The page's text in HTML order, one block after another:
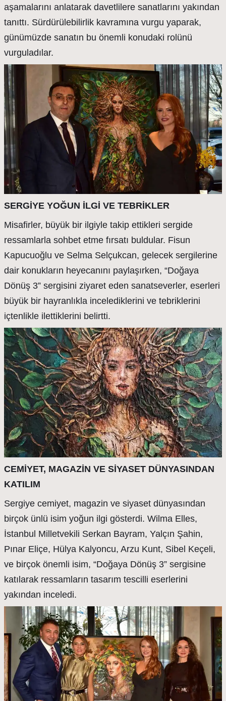
aşamalarını anlatarak davetlilere sanatlarını yakından
tanıttı. Sürdürülebilirlik kavramına vurgu yaparak,
günümüzde sanatın bu önemli konudaki rolünü
vurguladılar.
SERGİYE YOĞUN İLGİ VE TEBRİKLER
Misafirler, büyük bir ilgiyle takip ettikleri sergide
ressamlarla sohbet etme fırsatı buldular. Fisun
Kapucuoğlu ve Selma Selçukcan, gelecek sergilerine
dair konukların heyecanını paylaşırken, “Doğaya
Dönüş 3” sergisini ziyaret eden sanatseverler, eserleri
büyük bir hayranlıkla incelediklerini ve tebriklerini
içtenlikle ilettiklerini belirtti.
CEMİYET, MAGAZİN VE SİYASET DÜNYASINDAN
KATILIM
Sergiye cemiyet, magazin ve siyaset dünyasından
birçok ünlü isim yoğun ilgi gösterdi. Wilma Elles,
İstanbul Milletvekili Serkan Bayram, Yalçın Şahin,
Pınar Eliçe, Hülya Kalyoncu, Arzu Kunt, Sibel Keçeli,
ve birçok önemli isim, “Doğaya Dönüş 3” sergisine
katılarak ressamların tasarım tescilli eserlerini
yakından inceledi.